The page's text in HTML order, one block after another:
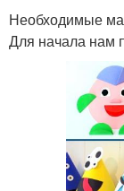
Необходимые
Для начала нам